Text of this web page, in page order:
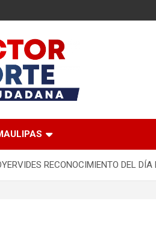
RECONOCIMIENTO DEL